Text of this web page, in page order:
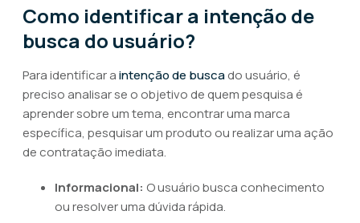
Como identificar a intenção de
busca do usuário?
Para identificar aintenção de buscado usuário, é
preciso analisar se o objetivo de quem pesquisa é
aprender sobre um tema, encontrar uma marca
específica, pesquisar um produto ou realizar uma ação
de contratação imediata.
Informacional: O usuário busca conhecimento
ou resolver uma dúvida rápida.